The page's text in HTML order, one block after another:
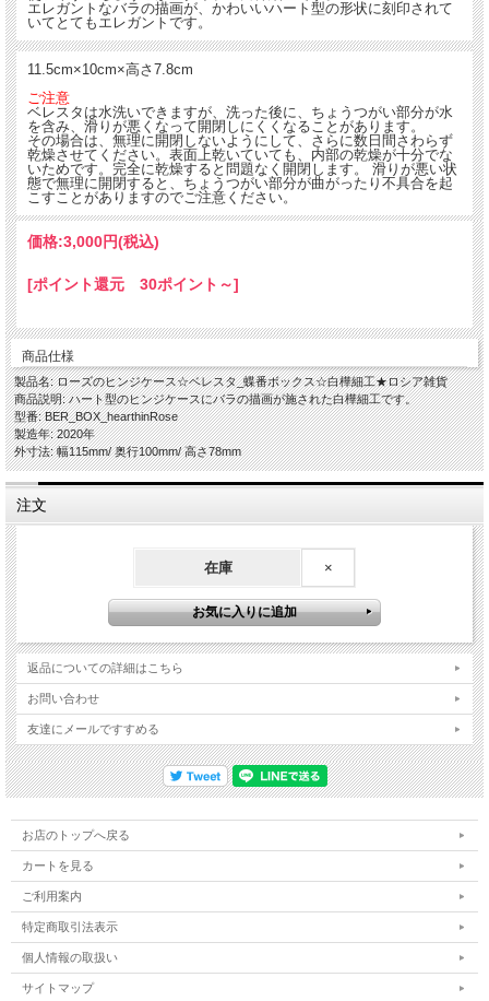
白樺で出来た、かわいいハート型のちょうつがいタイプのケースです。
エレガントなバラの描画が、かわいいハート型の形状に刻印されて
いてとてもエレガントです。
11.5cm×10cm×高さ7.8cm
ご注意
ベレスタは水洗いできますが、洗った後に、ちょうつがい部分が水
を含み、滑りが悪くなって開閉しにくくなることがあります。
その場合は、無理に開閉しないようにして、さらに数日間さわらず
乾燥させてください。表面上乾いていても、内部の乾燥が十分でな
いためです。完全に乾燥すると問題なく開閉します。 滑りが悪い状
態で無理に開閉すると、ちょうつがい部分が曲がったり不具合を起
こすことがありますのでご注意ください。
価格:3,000円(税込)
[ポイント還元 30ポイント～]
商品仕様
製品名: ローズのヒンジケース☆ベレスタ_蝶番ボックス☆白樺細工★ロシア雑貨
商品説明: ハート型のヒンジケースにバラの描画が施された白樺細工です。
型番: BER_BOX_hearthinRose
製造年: 2020年
外寸法: 幅115mm/ 奥行100mm/ 高さ78mm
注文
在庫 ×
返品についての詳細はこちら
お問い合わせ
友達にメールですすめる
お店のトップへ戻る
カートを見る
ご利用案内
特定商取引法表示
個人情報の取扱い
サイトマップ